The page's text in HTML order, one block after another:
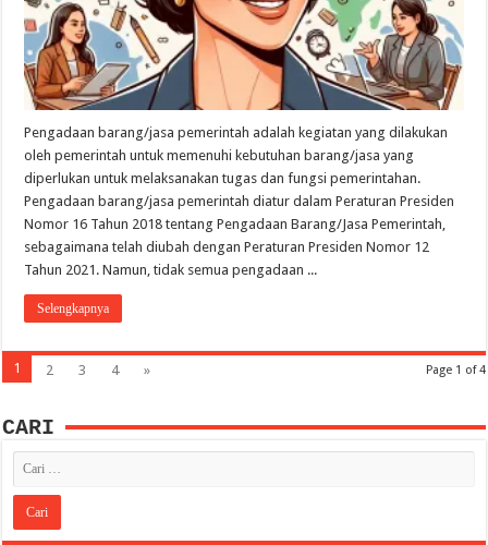
Pengadaan barang/jasa pemerintah adalah kegiatan yang dilakukan
oleh pemerintah untuk memenuhi kebutuhan barang/jasa yang
diperlukan untuk melaksanakan tugas dan fungsi pemerintahan.
Pengadaan barang/jasa pemerintah diatur dalam Peraturan Presiden
Nomor 16 Tahun 2018 tentang Pengadaan Barang/Jasa Pemerintah,
sebagaimana telah diubah dengan Peraturan Presiden Nomor 12
Tahun 2021. Namun, tidak semua pengadaan ...
Selengkapnya
Page 1 of 4
1 2 3 4 »
CARI